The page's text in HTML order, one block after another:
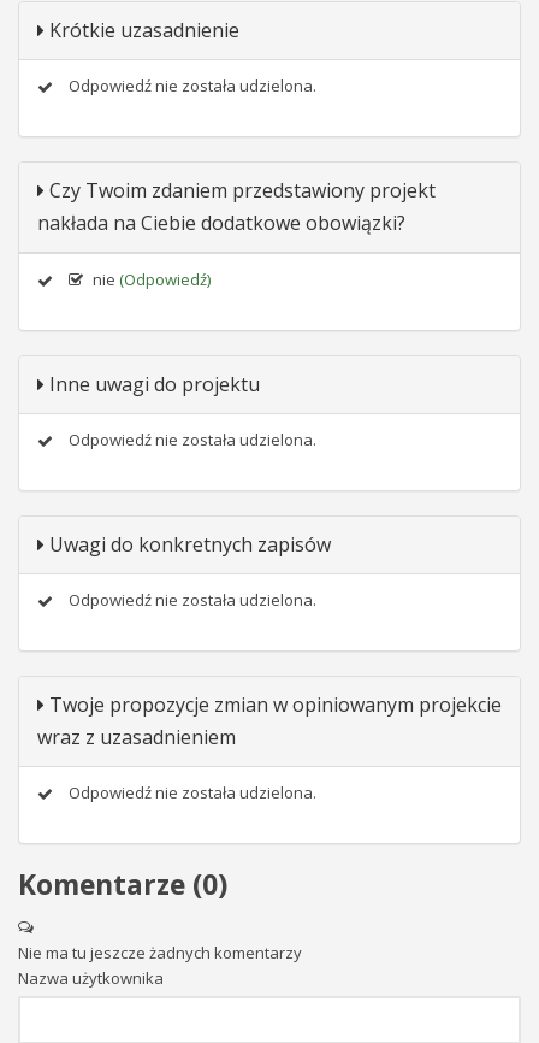
Krótkie uzasadnienie
Odpowiedź nie została udzielona.
Czy Twoim zdaniem przedstawiony projekt
nakłada na Ciebie dodatkowe obowiązki?
nie (Odpowiedź)
Inne uwagi do projektu
Odpowiedź nie została udzielona.
Uwagi do konkretnych zapisów
Odpowiedź nie została udzielona.
Twoje propozycje zmian w opiniowanym projekcie
wraz z uzasadnieniem
Odpowiedź nie została udzielona.
Komentarze (0)
Nie ma tu jeszcze żadnych komentarzy
Nazwa użytkownika